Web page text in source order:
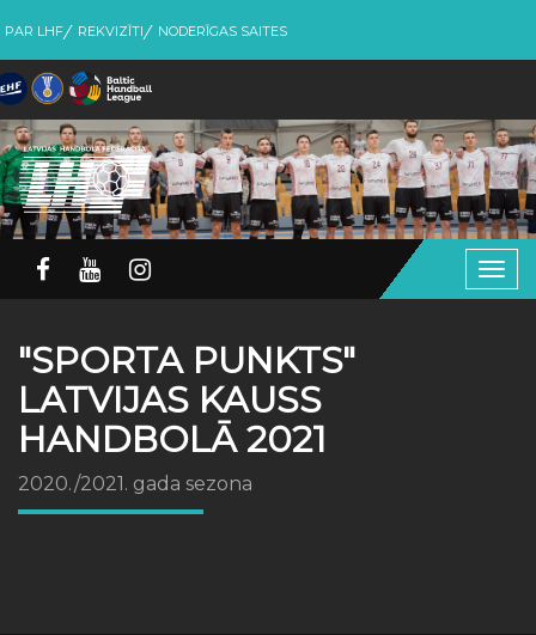
PAR LHF REKVIZĪTI NODERĪGAS SAITES
"SPORTA PUNKTS"
LATVIJAS KAUSS
HANDBOLĀ 2021
2020./2021. gada sezona